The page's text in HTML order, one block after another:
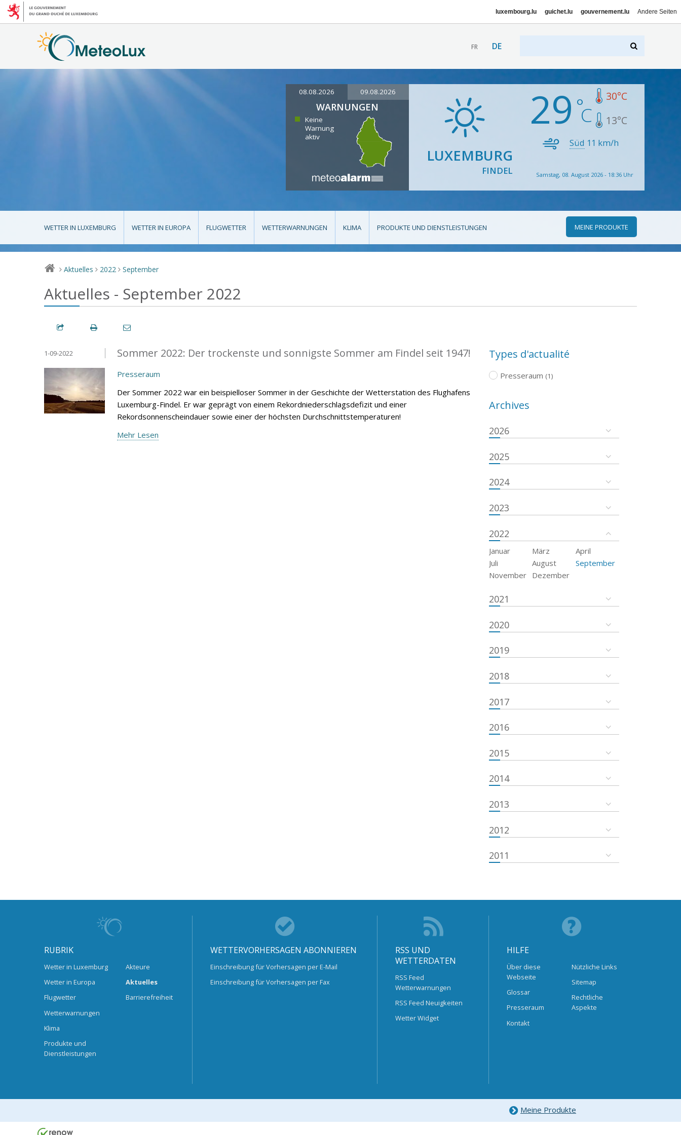
luxembourg.lu guichet.lu gouvernement.lu Andere Seiten
FR DE
08.08.2026 09.08.2026
WARNUNGEN
Keine
Warnung
aktiv
LUXEMBURG
FINDEL
29 30°C
13°C
Süd 11 km/h
Samstag, 08. August 2026 - 18:36 Uhr
WETTER IN LUXEMBURG WETTER IN EUROPA FLUGWETTER WETTERWARNUNGEN KLIMA PRODUKTE UND DIENSTLEISTUNGEN MEINE PRODUKTE
> Aktuelles > 2022 > September
Aktuelles - September 2022
Sommer 2022: Der trockenste und sonnigste Sommer am Findel seit 1947!
1-09-2022
Presseraum
Der Sommer 2022 war ein beispielloser Sommer in der Geschichte der Wetterstation des Flughafens
Luxemburg-Findel. Er war geprägt von einem Rekordniederschlagsdefizit und einer
Rekordsonnenscheindauer sowie einer der höchsten Durchschnittstemperaturen!
Mehr Lesen
Types d'actualité
Presseraum (1)
Archives
2026
2025
2024
2023
2022
Januar März
April
Juli
August
September
November
Dezember
2021
2020
2019
2018
2017
2016
2015
2014
2013
2012
2011
RUBRIK
Wetter in Luxemburg
Wetter in Europa
Flugwetter
Wetterwarnungen
Klima
Produkte und
Dienstleistungen
Akteure
Aktuelles
Barrierefreiheit
WETTERVORHERSAGEN ABONNIEREN
Einschreibung für Vorhersagen per E-Mail
Einschreibung für Vorhersagen per Fax
RSS UND
WETTERDATEN
RSS Feed
Wetterwarnungen
RSS Feed Neuigkeiten
Wetter Widget
HILFE
Über diese
Webseite
Glossar
Presseraum
Kontakt
Nützliche Links
Sitemap
Rechtliche
Aspekte
Meine Produkte